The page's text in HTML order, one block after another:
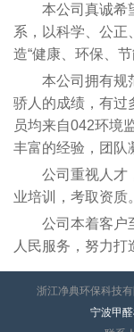
本公司真诚希望
系，以科学、公正
造“健康、环保、
本公司拥有规范
骄人的成绩，有过
员均来自042环境
丰富的经验，团队
公司重视人才，
业培训，考取资质。
公司本着客户至
人民服务，努力打
浙江净典环保科技
宁波甲